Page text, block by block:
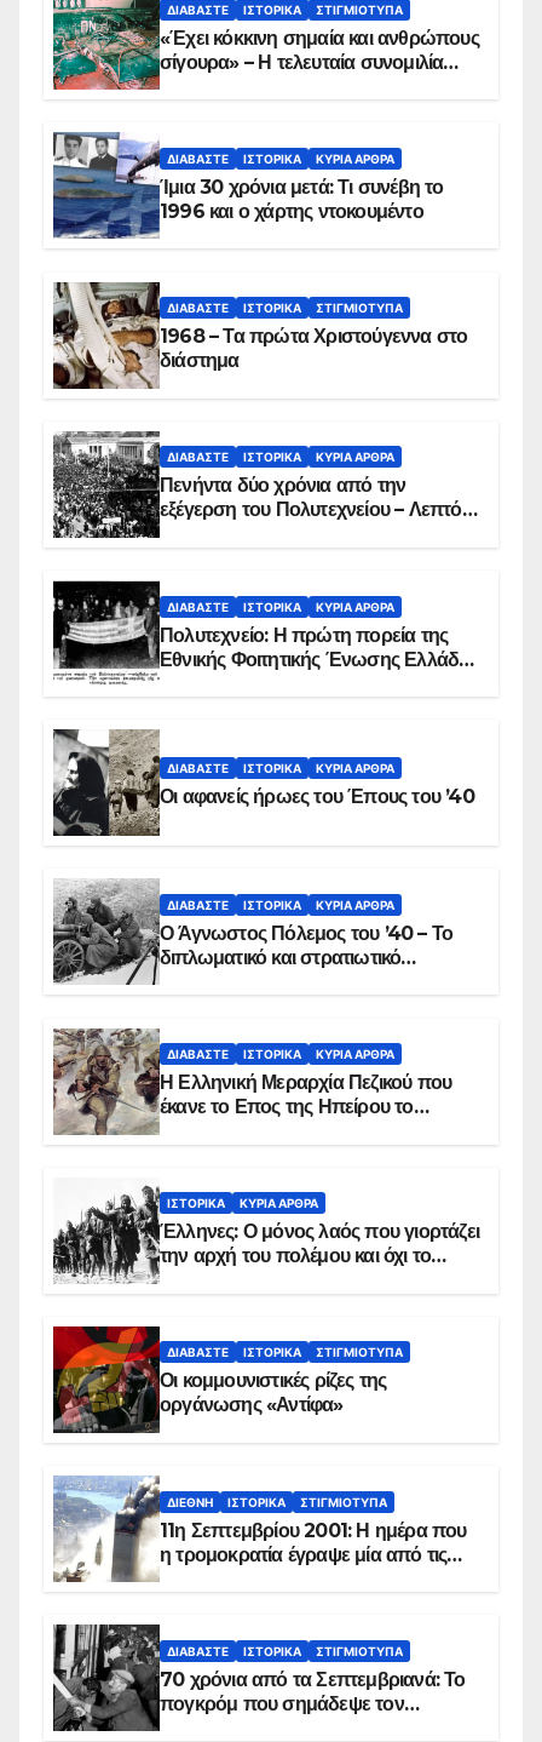
ΔΙΑΒΆΣΤΕ ΙΣΤΟΡΙΚΆ ΣΤΙΓΜΙΌΤΥΠΑ
«Έχει κόκκινη σημαία και ανθρώπους
σίγουρα» – Η τελευταία συνομιλία
ΔΙΑΒΆΣΤΕ ΙΣΤΟΡΙΚΆ ΚΥΡΙΑ ΑΡΘΡΑ
Ίμια 30 χρόνια μετά: Τι συνέβη το
1996 και ο χάρτης ντοκουμέντο
ΔΙΑΒΆΣΤΕ ΙΣΤΟΡΙΚΆ ΣΤΙΓΜΙΌΤΥΠΑ
1968 – Τα πρώτα Χριστούγεννα στο
διάστημα
ΔΙΑΒΆΣΤΕ ΙΣΤΟΡΙΚΆ ΚΥΡΙΑ ΑΡΘΡΑ
Πενήντα δύο χρόνια από την
εξέγερση του Πολυτεχνείου – Λεπτό
ΔΙΑΒΆΣΤΕ ΙΣΤΟΡΙΚΆ ΚΥΡΙΑ ΑΡΘΡΑ
Πολυτεχνείο: Η πρώτη πορεία της
Εθνικής Φοιτητικής Ένωσης Ελλάδος
ΔΙΑΒΆΣΤΕ ΙΣΤΟΡΙΚΆ ΚΥΡΙΑ ΑΡΘΡΑ
Οι αφανείς ήρωες του Έπους του ’40
ΔΙΑΒΆΣΤΕ ΙΣΤΟΡΙΚΆ ΚΥΡΙΑ ΑΡΘΡΑ
Ο Άγνωστος Πόλεμος του ’40 – Το
διπλωματικό και στρατιωτικό
ΔΙΑΒΆΣΤΕ ΙΣΤΟΡΙΚΆ ΚΥΡΙΑ ΑΡΘΡΑ
Η Ελληνική Μεραρχία Πεζικού που
έκανε το Επος της Ηπείρου το
ΙΣΤΟΡΙΚΆ ΚΥΡΙΑ ΑΡΘΡΑ
Έλληνες: Ο μόνος λαός που γιορτάζει
την αρχή του πολέμου και όχι το
ΔΙΑΒΆΣΤΕ ΙΣΤΟΡΙΚΆ ΣΤΙΓΜΙΌΤΥΠΑ
Οι κομμουνιστικές ρίζες της
οργάνωσης «Αντίφα»
ΔΙΕΘΝΉ ΙΣΤΟΡΙΚΆ ΣΤΙΓΜΙΌΤΥΠΑ
11η Σεπτεμβρίου 2001: Η ημέρα που
η τρομοκρατία έγραψε μία από τις
ΔΙΑΒΆΣΤΕ ΙΣΤΟΡΙΚΆ ΣΤΙΓΜΙΌΤΥΠΑ
70 χρόνια από τα Σεπτεμβριανά: Το
πογκρόμ που σημάδεψε τον